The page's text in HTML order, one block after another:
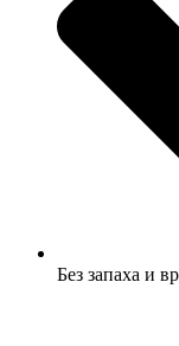
Без запаха и